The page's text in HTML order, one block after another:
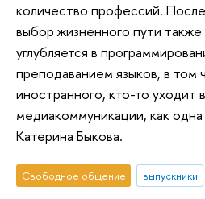
количество профессий.
выбор жизненного пути
углубляется в
преподаванием языков, в том
иностранного, кто-то уходит
медиакоммуникации, как
Катерина Быкова.
Свободное общение выпускники